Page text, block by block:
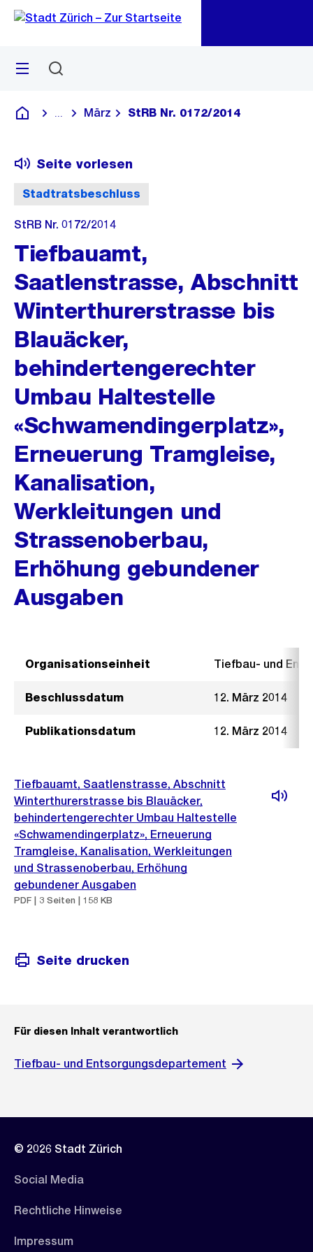
Navigation
Sprunglink
Menü
Deutsch
Blende alle Breadcrumbs ein
März StRB Nr. 0172/2014
Stadtratsbeschluss
Seite vorlesen
StRB Nr. 0172/2014
Tiefbauamt,
Saatlenstrasse, Abschnitt
Winterthurerstrasse bis
Blauäcker,
behindertengerechter
Umbau Haltestelle
«Schwamendingerplatz»,
Erneuerung Tramgleise,
Kanalisation,
Werkleitungen und
Strassenoberbau,
Erhöhung gebundener
Ausgaben
Organisationseinheit Tiefbau- und
Beschlussdatum 12. März 2014
Publikationsdatum 12. März 2014
Tiefbauamt, Saatlenstrasse, Abschnitt
Winterthurerstrasse bis Blauäcker,
behindertengerechter Umbau Haltestelle
«Schwamendingerplatz», Erneuerung
Tramgleise, Kanalisation, Werkleitungen
und Strassenoberbau, Erhöhung
gebundener Ausgaben
PDF | 3 Seiten | 158 KB
Seite drucken
Für diesen Inhalt verantwortlich
Tiefbau- und Entsorgungsdepartement
© 2026 Stadt Zürich
Social Media
Rechtliche Hinweise
Impressum